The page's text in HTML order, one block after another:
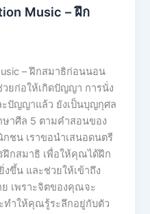
Music – ฝึก
– ฝึกสมาธิก่อนนอน
ยก่อให้เกิดปัญญา การนั่ง
ปัญญาแล้ว ยังเป็นบุญกุศล
าศีล 5 ตามคำสอนของ
ชน เราขอนำเสนอดนตรี
ฝึกสมาธิ เพื่อให้คุณได้ฝึก
ขึ้น และช่วยให้เข้าถึง
เพราะจิตของคุณจะ
ทำให้คุณรู้ระลึกอยู่กับตัว